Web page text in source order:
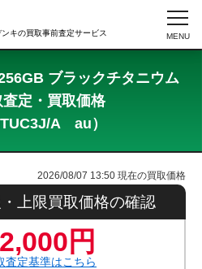
キの買取事前査定サービス
ブラックチタニウム
査定・買取価格
A au）
2026/08/07 13:50 現在の買取価格
上限買取価格の確認
円
査定基準はこちら